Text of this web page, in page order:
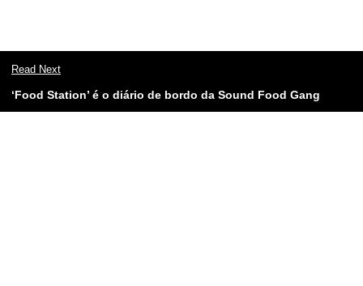
Read Next
‘Food Station’ é o diário de bordo da Sound Food Gang